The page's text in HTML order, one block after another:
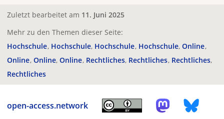
Zuletzt bearbeitet am 11. Juni 2025
Mehr zu den Themen dieser Seite:
Hochschule Hochschule Hochschule Hochschule Online
Online Online Online Rechtliches Rechtliches Rechtliches
Rechtliches
open-access.network